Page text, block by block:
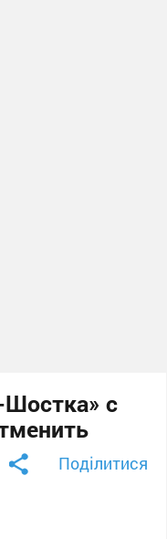
с
Поділитися